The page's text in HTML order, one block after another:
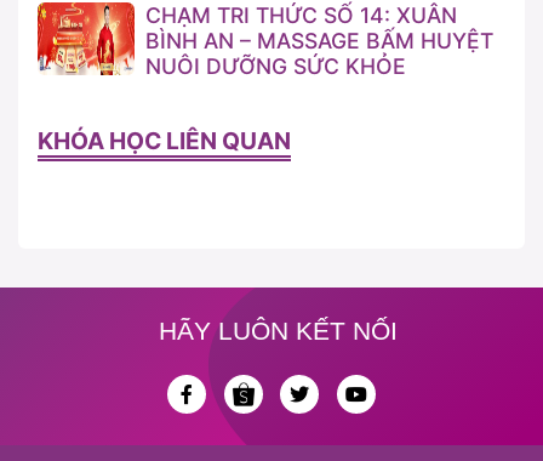
CHẠM TRI THỨC SỐ 14: XUÂN
BÌNH AN – MASSAGE BẤM HUYỆT
NUÔI DƯỠNG SỨC KHỎE
KHÓA HỌC LIÊN QUAN
HÃY LUÔN KẾT NỐI